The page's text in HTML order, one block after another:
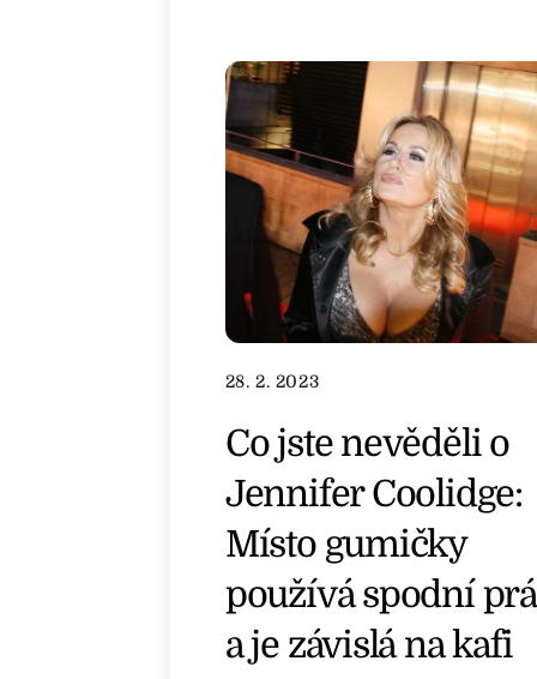
28. 2. 2023
Co jste nevěděli o
Jennifer Coolidge:
Místo gumičky
používá spodní
a je závislá na kafi